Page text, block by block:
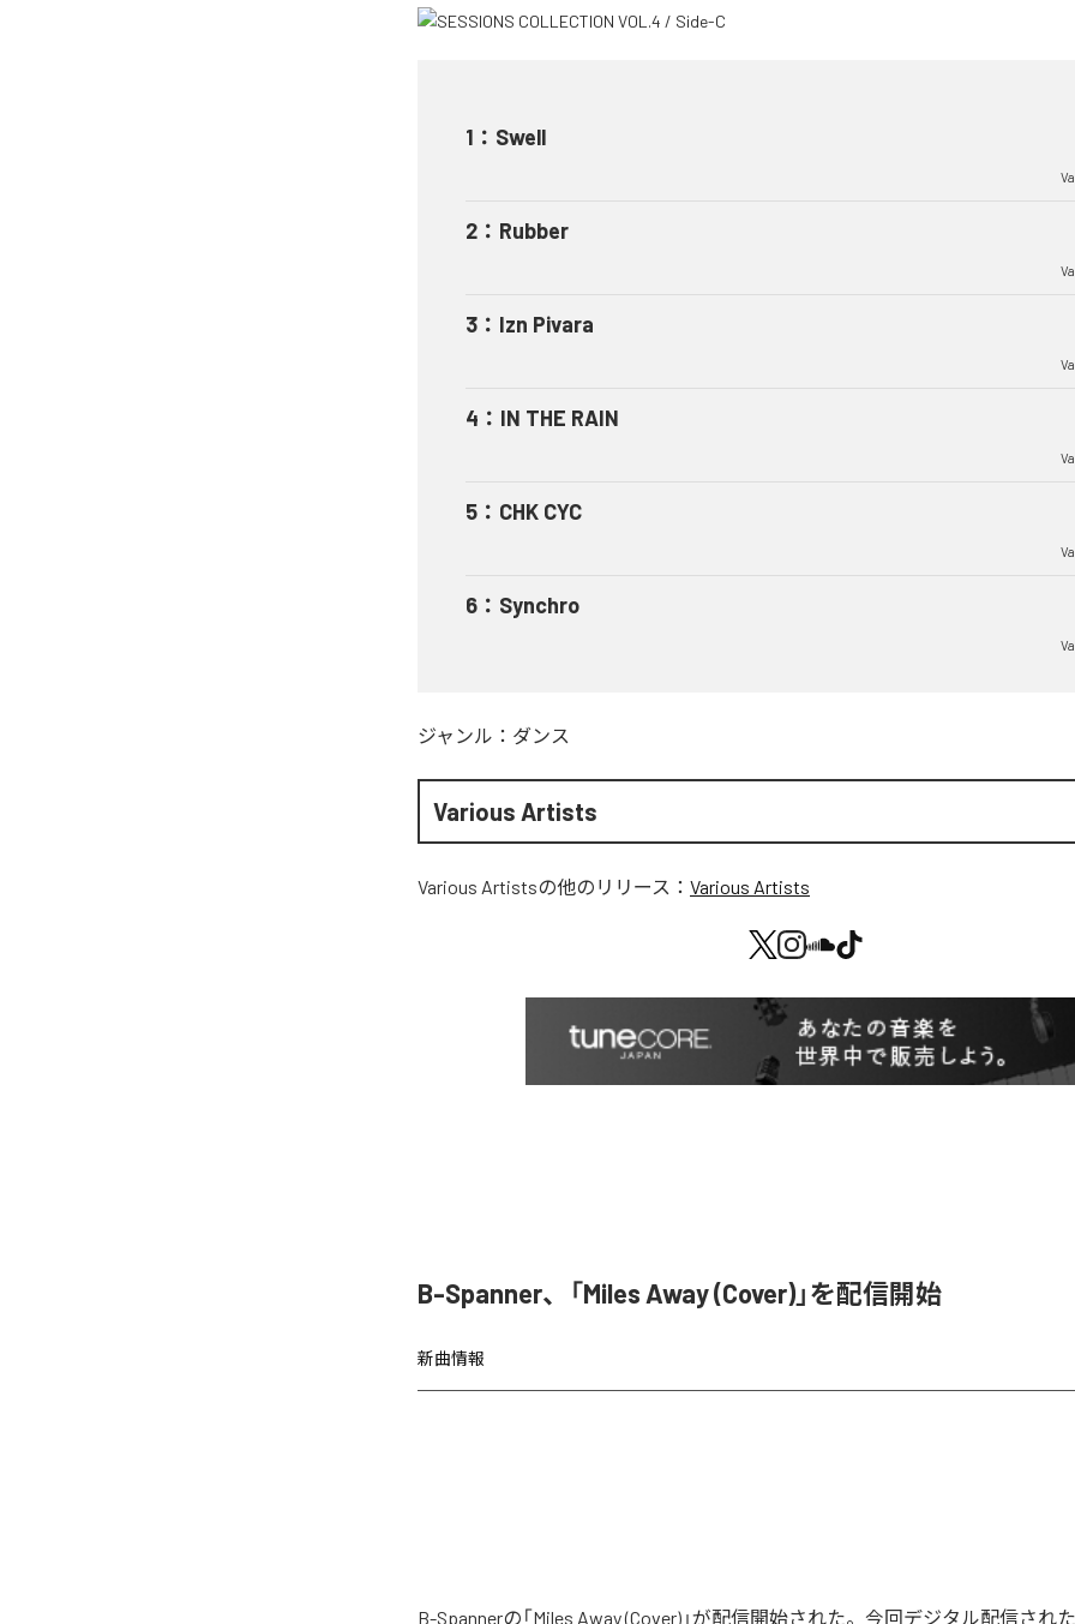
1 ： Swell
2 ： Rubber
3 ： Izn Pivara
4 ： IN THE RAIN
5 ： CHK CYC
6 ： Synchro
ジャンル： ダンス
Various Artists
Various Artistsの他のリリース： Various Artists
B-Spanner、「Miles Away (Cover)」を配信開始
新曲情報
B-Spannerの「Miles Away (Cover)」が配信開始された。今回デジタル配信され